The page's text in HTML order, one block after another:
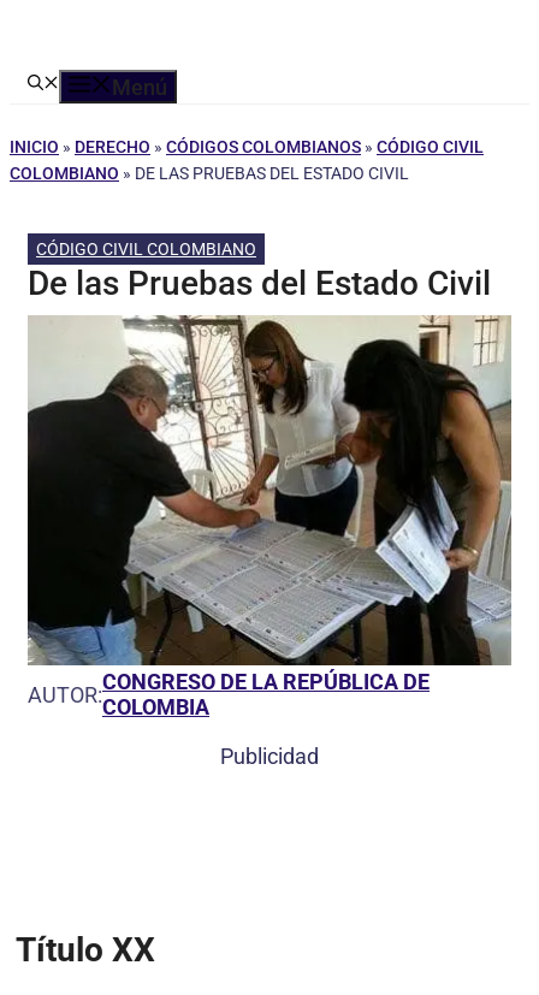
Menú
INICIO » DERECHO » CÓDIGOS COLOMBIANOS » CÓDIGO CIVIL
COLOMBIANO » DE LAS PRUEBAS DEL ESTADO CIVIL
CÓDIGO CIVIL COLOMBIANO
De las Pruebas del Estado Civil
AUTOR:CONGRESO DE LA REPÚBLICA DE
COLOMBIA
Publicidad
Título XX